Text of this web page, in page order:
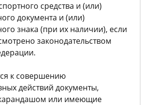
средства и (или)
документа и (или)
знака (при их наличии), если
законодательством
к совершению
действий документы,
или имеющие